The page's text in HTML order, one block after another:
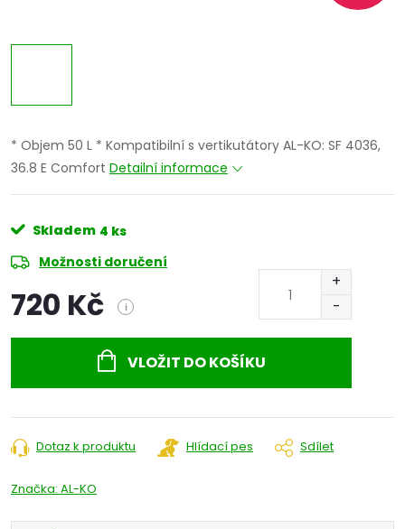
* Objem 50 L * Kompatibilní s vertikutátory AL-KO: SF 4036,
36.8 E Comfort Detailní informace
Skladem 4 ks
Možnosti doručení
720 Kč i
VLOŽIT DO KOŠÍKU
Dotaz k produktu Hlídací pes Sdílet
Značka: AL-KO